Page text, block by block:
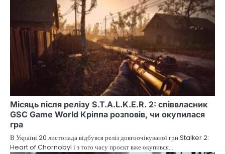
Місяць після релізу S.T.A.L.K.E.R. 2: співвласник
GSC Game World Кріппа розповів, чи окупилася
гра
В Україні 20 листопада відбувся реліз довгоочікуваної гри Stalker 2:
Heart of Chornobyl і з того часу проєкт вже окупився…